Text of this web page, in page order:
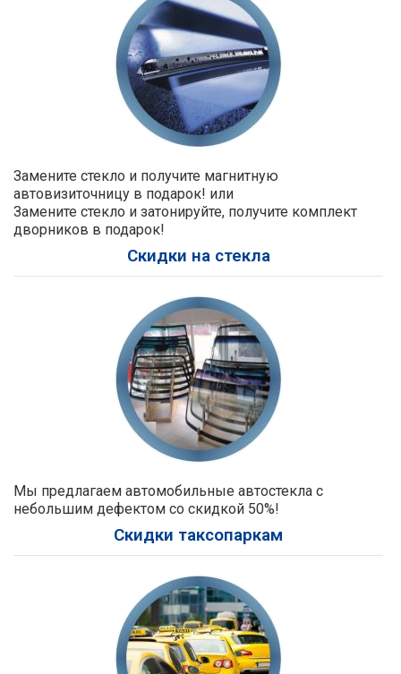
Замените стекло и получите магнитную
автовизиточницу в подарок! или
Замените стекло и затонируйте, получите комплект
дворников в подарок!
Скидки на стекла
Мы предлагаем автомобильные автостекла с
небольшим дефектом со скидкой 50%!
Скидки таксопаркам